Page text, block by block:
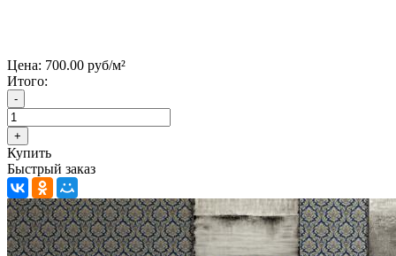
Цена: 700.00 руб/м²
Итого:
Купить
Быстрый заказ